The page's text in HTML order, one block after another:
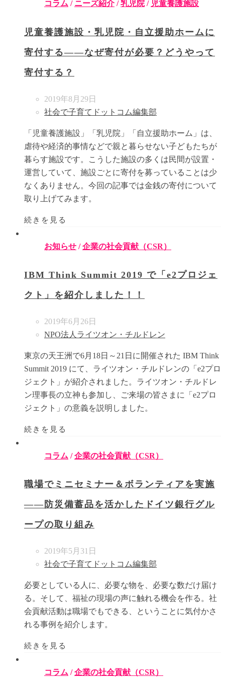
コラム / ニーズ紹介/乳児院/ 児童養護施設
児童養護施設・乳児院・自立援助ホームに
寄付する――なぜ寄付が必要？どうやって
寄付する？
2019年8月29日
社会で子育てドットコム編集部
「児童養護施設」「乳児院」「自立援助ホーム」は、
虐待や経済的事情などで親と暮らせない子どもたちが
暮らす施設です。こうした施設の多くは民間が設置・
運営していて、施設ごとに寄付を募っていることは少
なくありません。今回の記事では金銭の寄付について
取り上げてみます。
続きを見る
お知らせ /企業の社会貢献（CSR）
IBM Think Summit 2019 で「e2プロジェ
クト」を紹介しました！！
2019年6月26日
NPO法人ライツオン・チルドレン
東京の天王洲で6月18日～21日に開催された IBM Think
Summit 2019 にて、ライツオン・チルドレンの「e2プロ
ジェクト」が紹介されました。ライツオン・チルドレ
ン理事長の立神も参加し、ご来場の皆さまに「e2プロ
ジェクト」の意義を説明しました。
続きを見る
コラム /企業の社会貢献（CSR）
職場でミニセミナー＆ボランティアを実施
――防災備蓄品を活かしたドイツ銀行グル
ープの取り組み
2019年5月31日
社会で子育てドットコム編集部
必要としている人に、必要な物を、必要な数だけ届け
る。そして、福祉の現場の声に触れる機会を作る。社
会貢献活動は職場でもできる、ということに気付かさ
れる事例を紹介します。
続きを見る
コラム /企業の社会貢献（CSR）